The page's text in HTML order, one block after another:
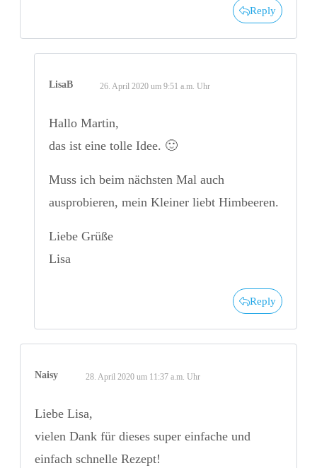
Reply
LisaB 26. April 2020 um 9:51 a.m. Uhr
Hallo Martin,
das ist eine tolle Idee. 🙂
Muss ich beim nächsten Mal auch
ausprobieren, mein Kleiner liebt Himbeeren.
Liebe Grüße
Lisa
Reply
Naisy 28. April 2020 um 11:37 a.m. Uhr
Liebe Lisa,
vielen Dank für dieses super einfache und
einfach schnelle Rezept!